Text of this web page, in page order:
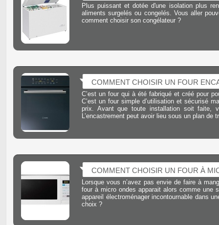
Plus puissant et dotée d'une isolation plus
aliments surgelés ou congelés. Vous aller
comment choisir son congélateur ?
COMMENT CHOISIR UN FOUR
C’est un four qui à été fabriqué et créé pour
C’est un four simple d’utilisation et sécurisé
prix. Avant que toute installation soit faite,
L’encastrement peut avoir lieu sous un plan
COMMENT CHOISIR UN FOUR À
Lorsque vous n’avez pas envie de faire à
four à micro ondes apparait alors comme une
appareil électroménager incontournable dans
choix ?